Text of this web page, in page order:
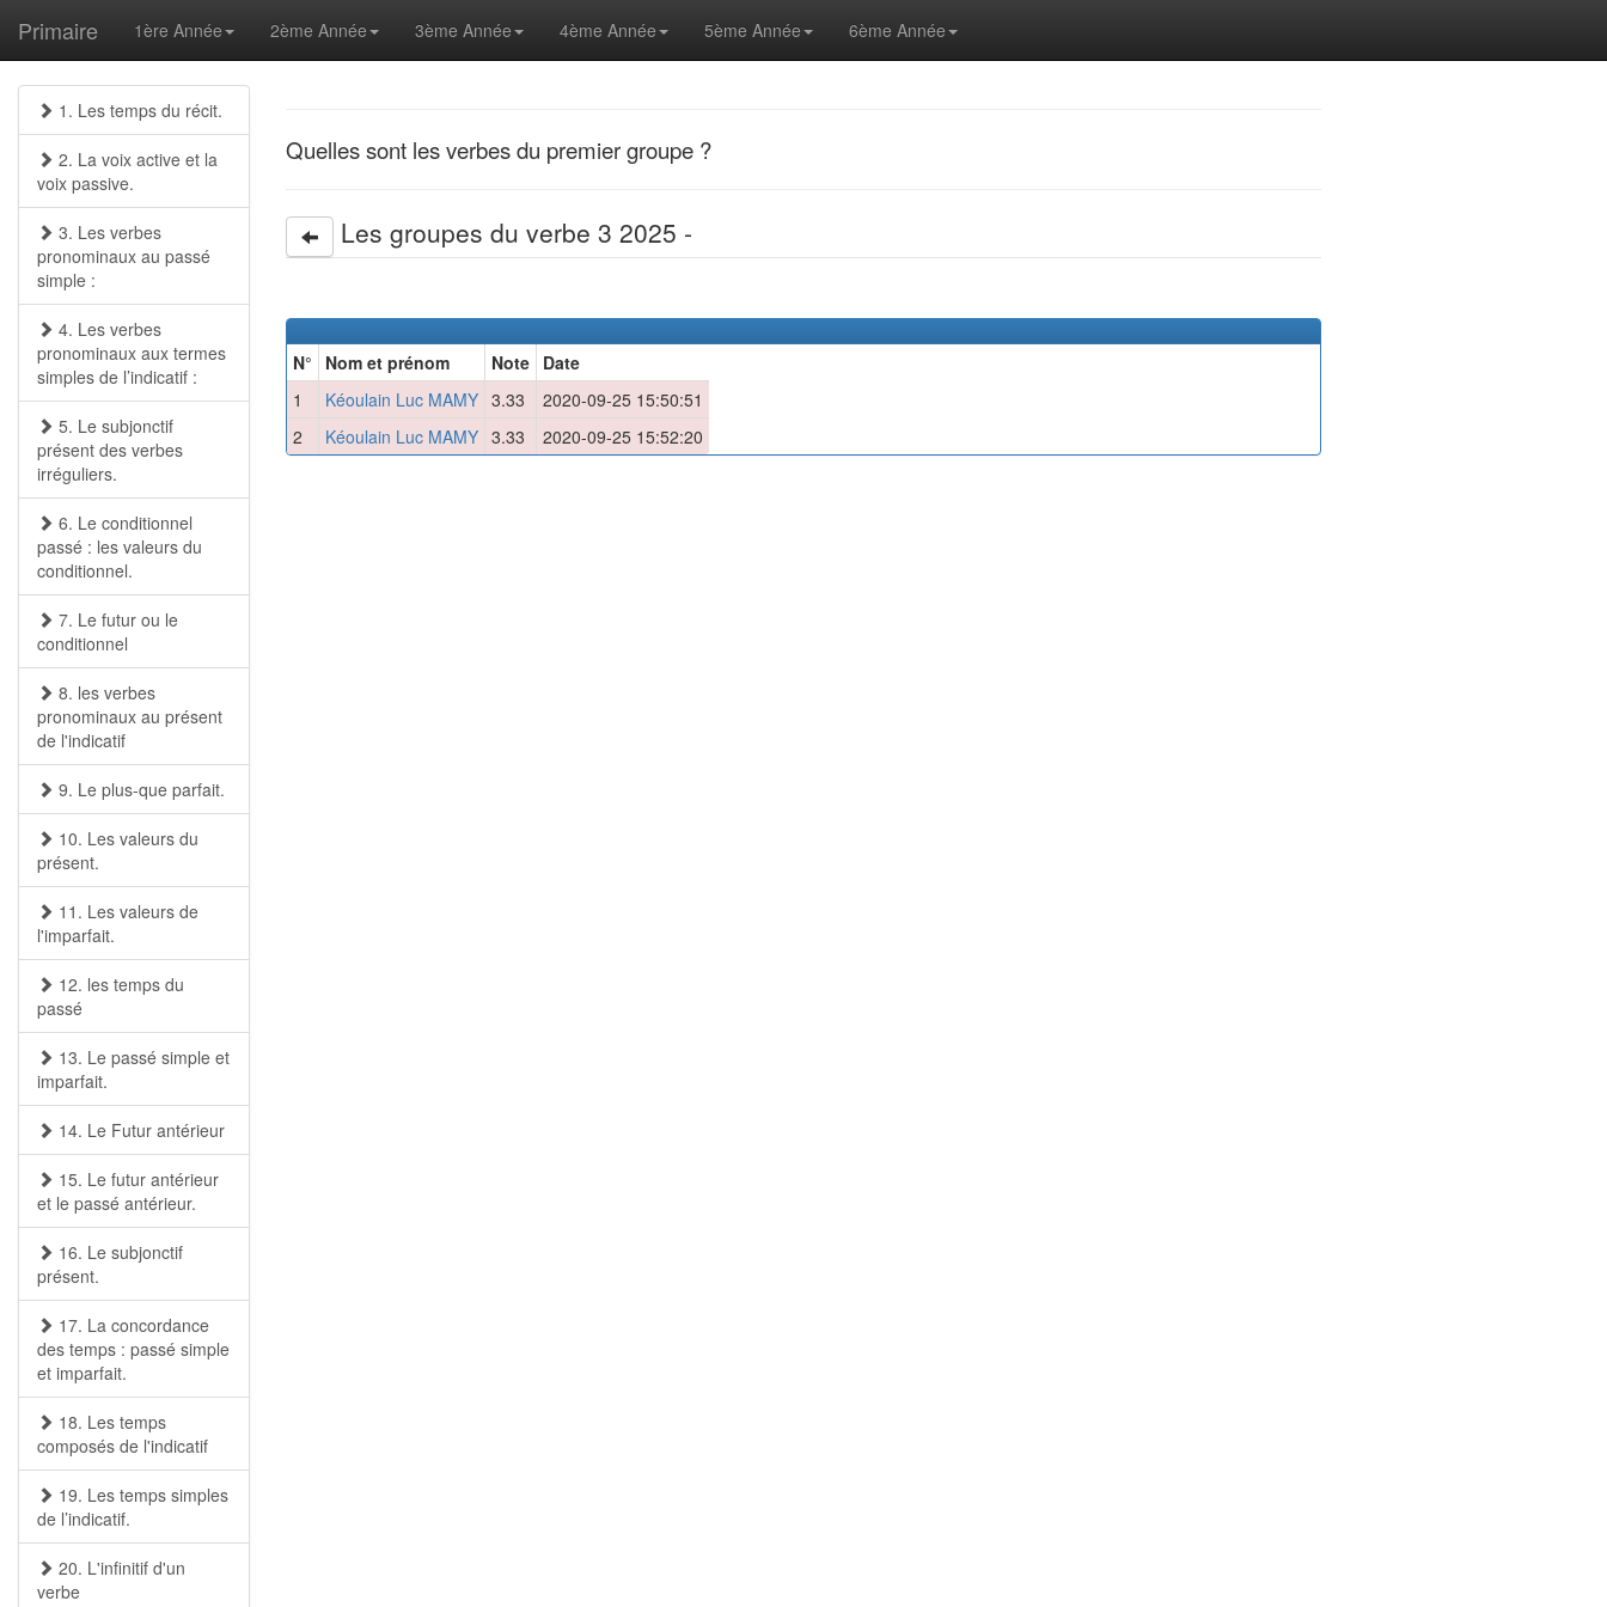
Primaire 1ère Année 2ème Année 3ème Année 4ème Année 5ème Année 6ème Année
1. Les temps du récit.
2. La voix active et la
voix passive.
3. Les verbes
pronominaux au passé
simple :
4. Les verbes
pronominaux aux termes
simples de l’indicatif :
5. Le subjonctif
présent des verbes
irréguliers.
6. Le conditionnel
passé : les valeurs du
conditionnel.
7. Le futur ou le
conditionnel
8. les verbes
pronominaux au présent
de l'indicatif
9. Le plus-que parfait.
10. Les valeurs du
présent.
11. Les valeurs de
l'imparfait.
12. les temps du
passé
13. Le passé simple et
imparfait.
14. Le Futur antérieur
15. Le futur antérieur
et le passé antérieur.
16. Le subjonctif
présent.
17. La concordance
des temps : passé simple
et imparfait.
18. Les temps
composés de l'indicatif
19. Les temps simples
de l’indicatif.
20. L'infinitif d'un
verbe
Quelles sont les verbes du premier groupe ?
Les groupes du verbe 3 2025 -
N° Nom et prénom Note Date
1
Kéoulain Luc MAMY 3.33
2020-09-25 15:50:51
2
Kéoulain Luc MAMY 3.33 2020-09-25 15:52:20